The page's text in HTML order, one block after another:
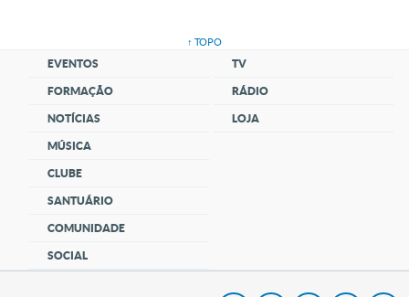
↑ TOPO
EVENTOS
FORMAÇÃO
NOTÍCIAS
MÚSICA
CLUBE
SANTUÁRIO
COMUNIDADE
SOCIAL
TV
RÁDIO
LOJA